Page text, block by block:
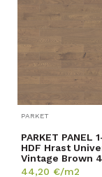
PARKET
PARKET PANEL
HDF Hrast
Vintage Brown
549817 ulje 11/
44,20 €/m2